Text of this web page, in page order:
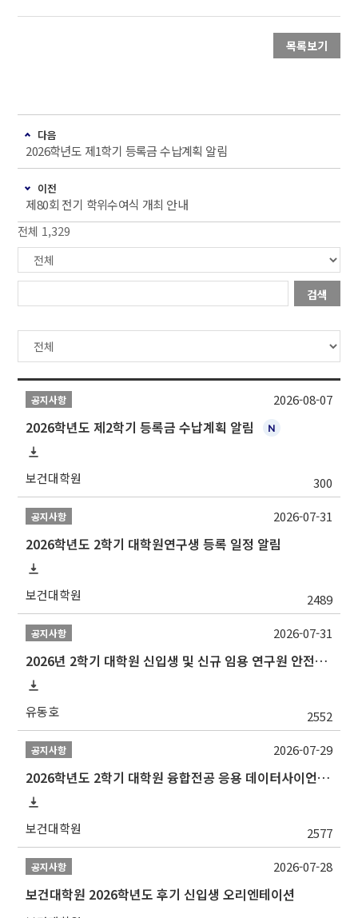
목록보기
다음
2026학년도 제1학기 등록금 수납계획 알림
이전
제80회 전기 학위수여식 개최 안내
전체 1,329
검색
공지사항
2026학년도 제2학기 등록금 수납계획 알림
보건대학원 300
2026-08-07
공지사항
2026학년도 2학기 대학원연구생 등록 일정 알림
보건대학원 2489
2026-07-31
공지사항
2026년 2학기 대학원 신입생 및 신규 임용 연구원 안전환경교육(신규교육) 실시 안내
유동호 2552
2026-07-31
공지사항
2026학년도 2학기 대학원 융합전공 응용 데이터사이언스 선발 계획 알림
보건대학원 2577
2026-07-29
공지사항
보건대학원 2026학년도 후기 신입생 오리엔테이션
2026-07-28